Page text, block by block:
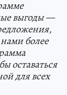
выгоды —
более
оставаться
для всех